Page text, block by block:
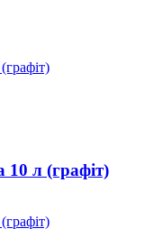
10 л (графіт)